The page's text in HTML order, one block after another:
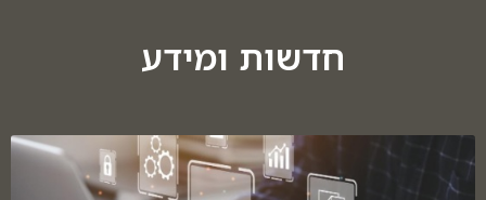
חדשות ומידע